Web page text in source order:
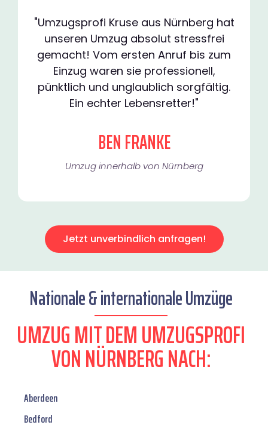
"Umzugsprofi Kruse aus Nürnberg hat
unseren Umzug absolut stressfrei
gemacht! Vom ersten Anruf bis zum
Einzug waren sie professionell,
pünktlich und unglaublich sorgfältig.
Ein echter Lebensretter!"
BEN FRANKE
Umzug innerhalb von Nürnberg​
Jetzt unverbindlich anfragen!
Nationale & internationale Umzüge
UMZUG MIT DEM UMZUGSPROFI
VON NÜRNBERG NACH:
Aberdeen
Bedford